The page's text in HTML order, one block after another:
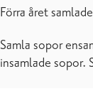
Förra året
Samla sopor
insamlade sopor.